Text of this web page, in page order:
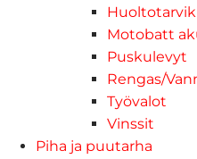
Motobatt
Puskulevyt
Rengas/
Työvalot
Vinssit
Piha ja puutarha